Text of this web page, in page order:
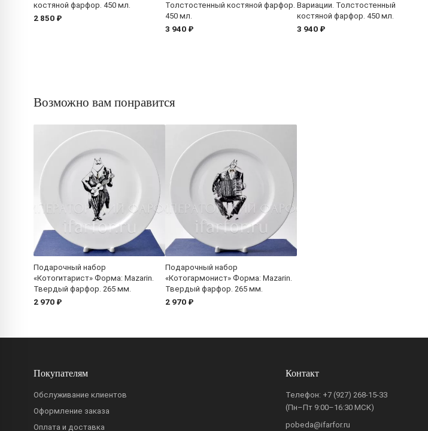
костяной фарфор. 450 мл.
2 850 ₽
Толстостенный костяной фарфор.
450 мл.
3 940 ₽
Вариации. Толстостенный
костяной фарфор. 450 мл.
3 940 ₽
Возможно вам понравится
Подарочный набор
«Котогитарист» Форма: Mazarin.
Твердый фарфор. 265 мм.
2 970 ₽
Подарочный набор
«Котогармонист» Форма: Mazarin.
Твердый фарфор. 265 мм.
2 970 ₽
Покупателям
Обслуживание клиентов
Оформление заказа
Оплата и доставка
Контакт
Телефон: +7 (927) 268-15-33
(Пн–Пт 9:00–16:30 МСК)
pobeda@ifarfor.ru